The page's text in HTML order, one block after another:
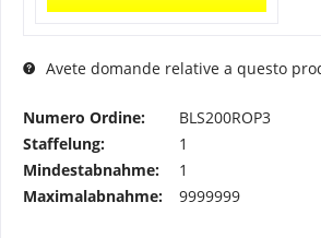
Avete domande relative a questo
Numero Ordine:
BLS200ROP3
Staffelung:
1
Mindestabnahme:
1
Maximalabnahme:
9999999